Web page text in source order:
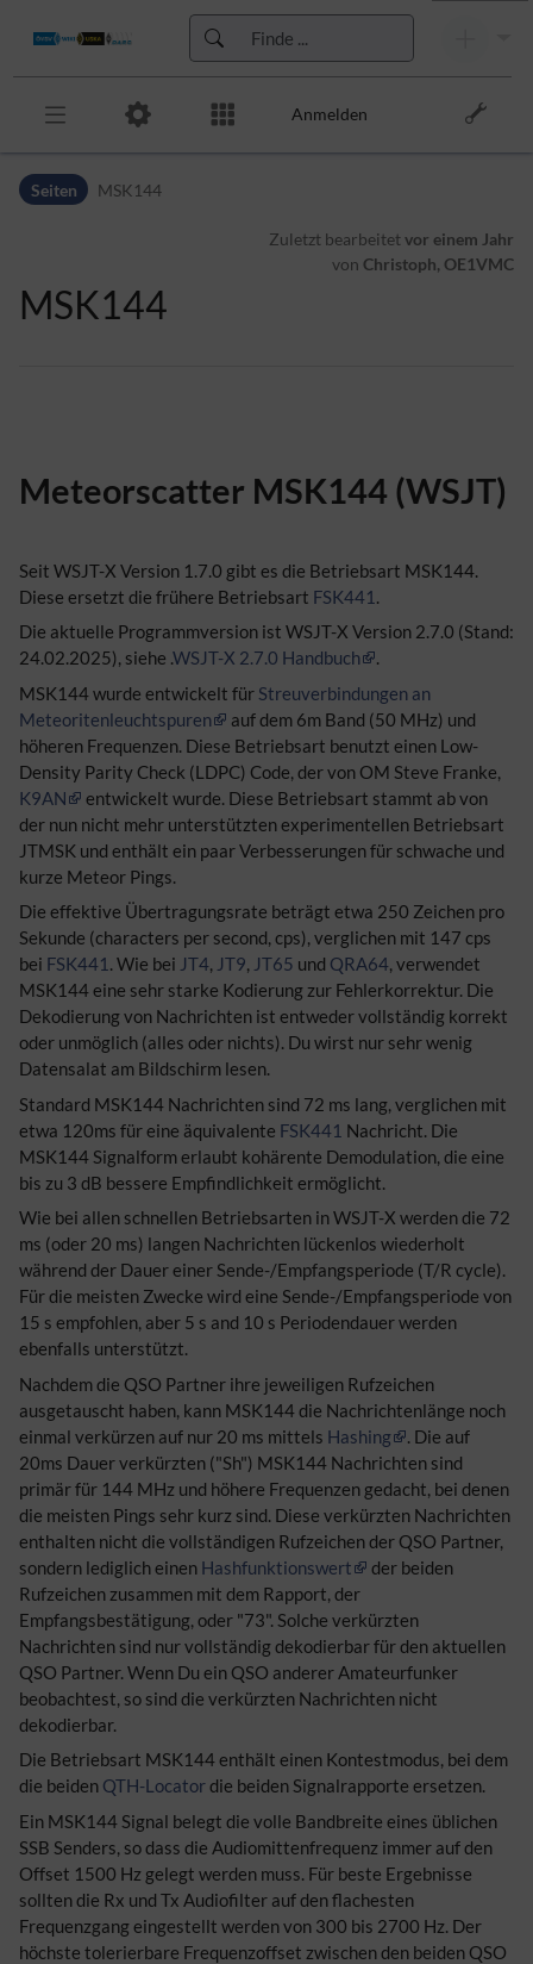
Zur Hauptnavigation
Anmelden
Seiten MSK144
Zuletzt bearbeitetvor einem Jahr
von Christoph, OE1VMC
MSK144
Meteorscatter MSK144 (WSJT)
Seit WSJT-X Version 1.7.0 gibt es die Betriebsart MSK144.
Diese ersetzt die frühere Betriebsart FSK441 .
Die aktuelle Programmversion ist WSJT-X Version 2.7.0 (Stand:
24.02.2025), siehe .WSJT-X 2.7.0 Handbuch
.
MSK144 wurde entwickelt für Streuverbindungen an
Meteoritenleuchtspuren
auf dem 6m Band (50 MHz) und
höheren Frequenzen. Diese Betriebsart benutzt einen Low-
Density Parity Check (LDPC) Code, der von OM Steve Franke,
K9AN
entwickelt wurde. Diese Betriebsart stammt ab von
der nun nicht mehr unterstützten experimentellen Betriebsart
JTMSK und enthält ein paar Verbesserungen für schwache und
kurze Meteor Pings.
Die effektive Übertragungsrate beträgt etwa 250 Zeichen pro
Sekunde (characters per second, cps), verglichen mit 147 cps
bei FSK441 . Wie bei JT4, JT9, JT65 und QRA64, verwendet
MSK144 eine sehr starke Kodierung zur Fehlerkorrektur. Die
Dekodierung von Nachrichten ist entweder vollständig korrekt
oder unmöglich (alles oder nichts). Du wirst nur sehr wenig
Datensalat am Bildschirm lesen.
Standard MSK144 Nachrichten sind 72 ms lang, verglichen mit
etwa 120ms für eine äquivalente FSK441 Nachricht. Die
MSK144 Signalform erlaubt kohärente Demodulation, die eine
bis zu 3 dB bessere Empfindlichkeit ermöglicht.
Wie bei allen schnellen Betriebsarten in WSJT-X werden die 72
ms (oder 20 ms) langen Nachrichten lückenlos wiederholt
während der Dauer einer Sende-/Empfangsperiode (T/R cycle).
Für die meisten Zwecke wird eine Sende-/Empfangsperiode von
15 s empfohlen, aber 5 s and 10 s Periodendauer werden
ebenfalls unterstützt.
Nachdem die QSO Partner ihre jeweiligen Rufzeichen
ausgetauscht haben, kann MSK144 die Nachrichtenlänge noch
einmal verkürzen auf nur 20 ms mittels Hashing
. Die auf
20ms Dauer verkürzten ("Sh") MSK144 Nachrichten sind
primär für 144 MHz und höhere Frequenzen gedacht, bei denen
die meisten Pings sehr kurz sind. Diese verkürzten Nachrichten
enthalten nicht die vollständigen Rufzeichen der QSO Partner,
sondern lediglich einen Hashfunktionswert
der beiden
Rufzeichen zusammen mit dem Rapport, der
Empfangsbestätigung, oder "73". Solche verkürzten
Nachrichten sind nur vollständig dekodierbar für den aktuellen
QSO Partner. Wenn Du ein QSO anderer Amateurfunker
beobachtest, so sind die verkürzten Nachrichten nicht
dekodierbar.
Die Betriebsart MSK144 enthält einen Kontestmodus, bei dem
die beiden QTH-Locatordie beiden Signalrapporte ersetzen.
Ein MSK144 Signal belegt die volle Bandbreite eines üblichen
SSB Senders, so dass die Audiomittenfrequenz immer auf den
Offset 1500 Hz gelegt werden muss. Für beste Ergebnisse
sollten die Rx und Tx Audiofilter auf den flachesten
Frequenzgang eingestellt werden von 300 bis 2700 Hz. Der
höchste tolerierbare Frequenzoffset zwischen den beiden QSO